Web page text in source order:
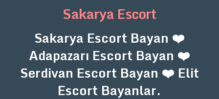
Sakarya Escort
Sakarya Escort Bayan ❤️
Adapazarı Escort Bayan ❤️
Serdivan Escort Bayan ❤️ Elit
Escort Bayanlar.